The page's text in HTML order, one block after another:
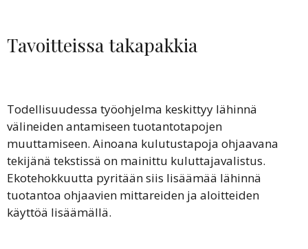
Tavoitteissa takapakkia
Todellisuudessa työohjelma keskittyy lähinnä
välineiden antamiseen tuotantotapojen
muuttamiseen. Ainoana kulutustapoja ohjaavana
tekijänä tekstissä on mainittu kuluttajavalistus.
Ekotehokkuutta pyritään siis lisäämää lähinnä
tuotantoa ohjaavien mittareiden ja aloitteiden
käyttöä lisäämällä.